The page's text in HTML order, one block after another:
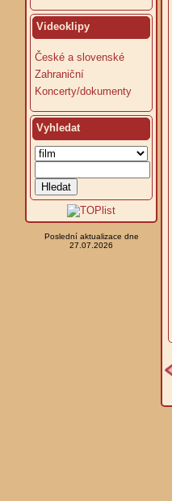
Videoklipy
České a slovenské
Zahraniční
Koncerty/dokumenty
Vyhledat
Poslední aktualizace dne
27.07.2026